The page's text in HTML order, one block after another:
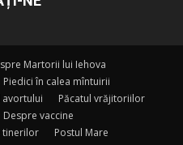
Martorii lui Iehova
Piedici în calea mîntuirii
avortului
Păcatul vrăjitoriilor
Despre vaccine
tinerilor
Postul Mare